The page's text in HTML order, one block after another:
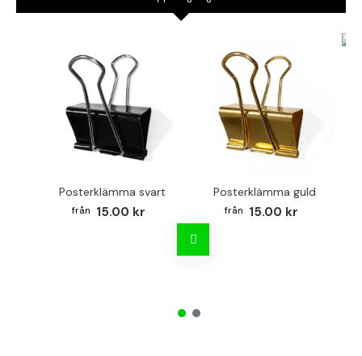
Posterklämma svart
15.00 kr
Posterklämma guld
15.00 kr